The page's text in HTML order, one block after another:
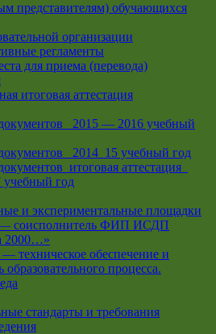
представителям) обучающихся
организации
регламенты
для приема (перевода)
итоговая аттестация
_2015 — 2016 учебный
2014_15 учебный год
аттестация_
учебный год
и экспериментальные площадки
соисполнитель ФИП ИСДП
2000…»
техническое обеспечение и
образовательного процесса.
стандарты и требования